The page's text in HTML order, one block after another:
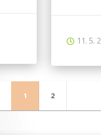
11. 5.
Page
1 Page
2